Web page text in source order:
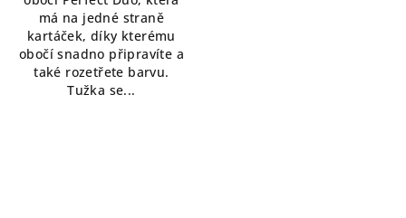
má na jedné straně
kartáček, díky kterému
obočí snadno připravíte a
také rozetřete barvu.
Tužka se...